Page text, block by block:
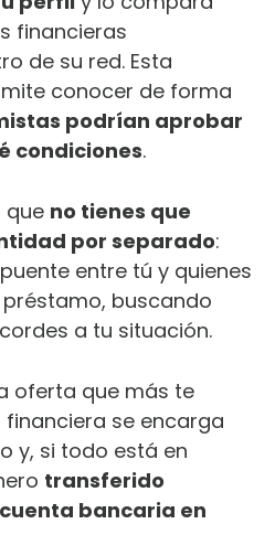
financieras
de su red. Esta
conocer de forma
podrían aprobar
condiciones.
que no tienes que
por separado:
entre tú y quienes
buscando
a tu situación.
oferta que más te
se encarga
y, si todo está en
transferido
bancaria en